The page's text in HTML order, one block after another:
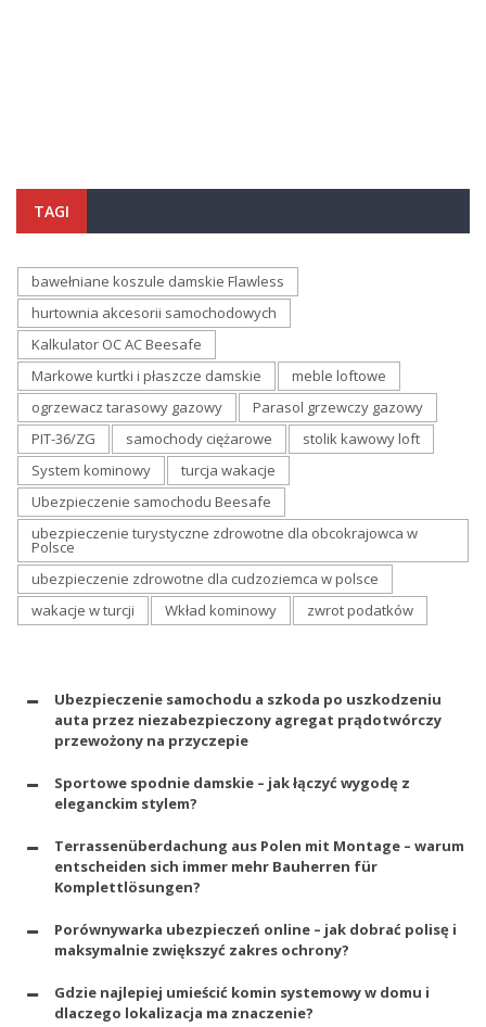
TAGI
bawełniane koszule damskie Flawless
hurtownia akcesorii samochodowych
Kalkulator OC AC Beesafe
Markowe kurtki i płaszcze damskie
meble loftowe
ogrzewacz tarasowy gazowy
Parasol grzewczy gazowy
PIT-36/ZG
samochody ciężarowe
stolik kawowy loft
System kominowy
turcja wakacje
Ubezpieczenie samochodu Beesafe
ubezpieczenie turystyczne zdrowotne dla obcokrajowca w
Polsce
ubezpieczenie zdrowotne dla cudzoziemca w polsce
wakacje w turcji
Wkład kominowy zwrot podatków
Ubezpieczenie samochodu a szkoda po uszkodzeniu
auta przez niezabezpieczony agregat prądotwórczy
przewożony na przyczepie
Sportowe spodnie damskie – jak łączyć wygodę z
eleganckim stylem?
Terrassenüberdachung aus Polen mit Montage – warum
entscheiden sich immer mehr Bauherren für
Komplettlösungen?
Porównywarka ubezpieczeń online – jak dobrać polisę i
maksymalnie zwiększyć zakres ochrony?
Gdzie najlepiej umieścić komin systemowy w domu i
dlaczego lokalizacja ma znaczenie?